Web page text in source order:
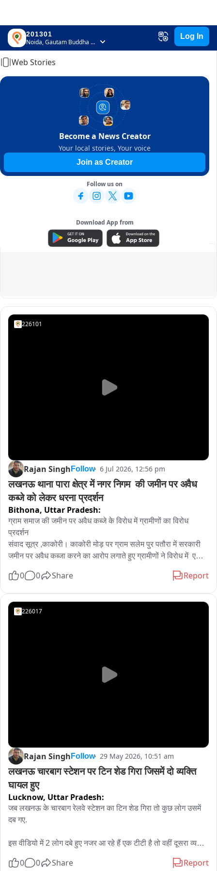
201301
Noida, Gautam Buddha Nagar, Uttar Pradesh
Log In
Home
Web Stories
Become a News Creator
Your local stories, Your voice
Join as Creator
Follow us on
Download App from
ADVERTISEMENT
226101
Rajan Singh Follow 6 Jul 2026, 12:56 pm
लखनऊ थाना पारा क्षेत्र में नगर निगम  की जमीन पर अवैध
कब्जे को लेकर धरना प्रदर्शन
Bithona, Uttar Pradesh:
ग्राम समाज की जमीन पर अवैध कब्जे के विरोध में ग्रामीणों का विरोध
प्रदर्शन
संवाद सूत्र ,काकोरी। काकोरी मोड़ पर ग्राम सलेम पुर पतौरा में सरकारी
जमीन पर अवैध कब्जा करने का आरोप लगाते हुए ग्रामीणों ने विरोध में  एक
मिलीभगत के आरोप लगाए। ग्रामीणों का कहना है नगर निगम में शामिल यह
रिपोर्ट लगाने के प्रयास में जुटे हुए हैं।
            विकास खण्ड काकोरी की ग्राम पंचायत सलेमपुर पतौरा अब नगर
कि इसी तरह एक गिरोह ने सलेमपुर पतौरा में करीब 9 बिस्वा जमीन को
हथियाने की प्रक्रिया शुरू की। रातों रात जमीन पर बॉउंड्री वाल बनानी
प्रतिनिधि बबली गौतम के नेतृत्व में विरोध प्रदर्शन किया ।ग्रामीणों ने ज्ञापन
एसडीएम सदर को प्रेषित किया ।मामले में एसडीएम सदर मनोज सिंह ने
बताया कि  जाँच पड़ताल के लिए जांच टीम गठित की गई। जांच रिपोर्ट आने
के बाद दोषी राजस्वकर्मियों पर कार्रवाई की जाएगी।
0 0 Share Report
226017
Rajan Singh Follow 29 May 2026, 10:51 am
लखनऊ चारबाग स्टेशन पर टिन शेड गिरा जिसमें दो व्यक्ति
घायल हुए
Lucknow, Uttar Pradesh:
जब लखनऊ के चारबाग रेलवे स्टेशन का टिन शेड गिरा तो कुछ लोग उसमें
दब गए.
इस वीडियो में 2 लोग दबे हुए नजर आ रहे हैं एक टीटी है तो वहीं दूसरा व्यक्ति
चोट आई है टिन शेड गिरने की वजह  आंधी तूफान बताया जा  रहा हैं
0 0 Share Report